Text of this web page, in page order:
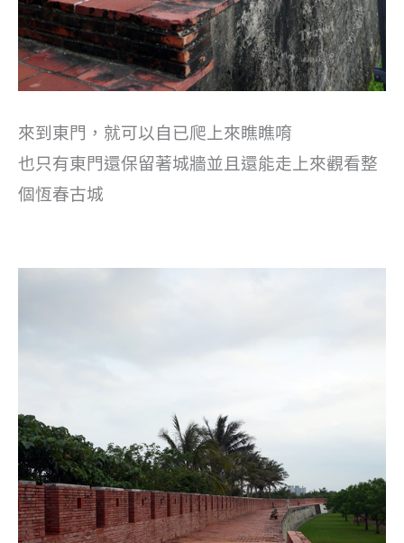
來到東門，就可以自已爬上來瞧瞧唷
也只有東門還保留著城牆並且還能走上來觀看整
個恆春古城